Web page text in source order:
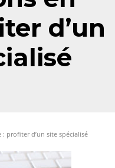
d’un
profiter d’un site spécialisé